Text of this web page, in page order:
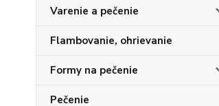
Varenie a pečenie
Flambovanie, ohrievanie
Formy na pečenie
Pečenie